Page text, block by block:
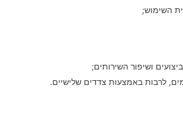
השימוש;
ושיפור השירותים;
לרבות באמצעות צדדים שלישיים.